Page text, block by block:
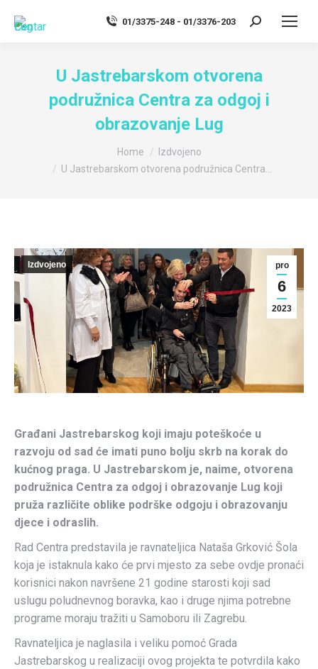
01/3375-248 - 01/3376-203 Search:
U Jastrebarskom otvorena
podružnica Centra za odgoj i
obrazovanje Lug
Home
Izdvojeno
U Jastrebarskom otvorena podružnica Centra…
pro
6
2023
Izdvojeno
Građani Jastrebarskog koji imaju poteškoće u
razvoju od sad će imati puno bolju skrb na korak do
kućnog praga. U Jastrebarskom je, naime, otvorena
podružnica Centra za odgoj i obrazovanje Lug koji
pruža različite oblike podrške odgoju i obrazovanju
djece i odraslih.
Rad Centra predstavila je ravnateljica Nataša Grković Šola
koja je istaknula kako će prvi mjesto za sebe ovdje pronaći
korisnici nakon navršene 21 godine starosti koji sad
uslugu poludnevnog boravka, kao i druge njima potrebne
programe moraju tražiti u Samoboru ili Zagrebu.
Ravnateljica je naglasila i veliku pomoć Grada
Jastrebarskog u realizaciji ovog projekta te potvrdila kako